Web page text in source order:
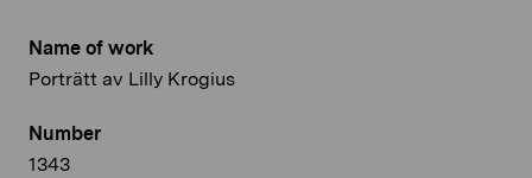
Name of work
Porträtt av Lilly Krogius
Number
1343